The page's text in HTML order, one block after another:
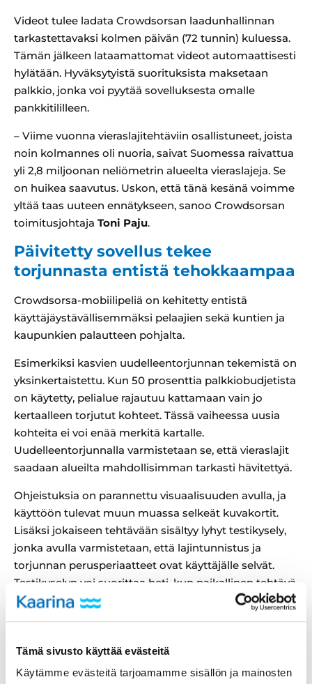
Tämä sivusto käyttää evästeitä
Käytämme evästeitä tarjoamamme sisällön ja mainosten
Videot tulee ladata Crowdsorsan laadunhallinnan
tarkastettavaksi kolmen päivän (72 tunnin) kuluessa.
Tämän jälkeen lataamattomat videot automaattisesti
hylätään. Hyväksytyistä suorituksista maksetaan
palkkio, jonka voi pyytää sovelluksesta omalle
pankkitililleen.
– Viime vuonna vieraslajitehtäviin osallistuneet, joista
noin kolmannes oli nuoria, saivat Suomessa raivattua
yli 2,8 miljoonan neliömetrin alueelta vieraslajeja. Se
on huikea saavutus. Uskon, että tänä kesänä voimme
yltää taas uuteen ennätykseen, sanoo Crowdsorsan
toimitusjohtaja Toni Paju.
Päivitetty sovellus tekee
torjunnasta entistä tehokkaampaa
Crowdsorsa-mobiilipeliä on kehitetty entistä
käyttäjäystävällisemmäksi pelaajien sekä kuntien ja
kaupunkien palautteen pohjalta.
Esimerkiksi kasvien uudelleentorjunnan tekemistä on
yksinkertaistettu. Kun 50 prosenttia palkkiobudjetista
on käytetty, pelialue rajautuu kattamaan vain jo
kertaalleen torjutut kohteet. Tässä vaiheessa uusia
kohteita ei voi enää merkitä kartalle.
Uudelleentorjunnalla varmistetaan se, että vieraslajit
saadaan alueilta mahdollisimman tarkasti hävitettyä.
Ohjeistuksia on parannettu visuaalisuuden avulla, ja
käyttöön tulevat muun muassa selkeät kuvakortit.
Lisäksi jokaiseen tehtävään sisältyy lyhyt testikysely,
jonka avulla varmistetaan, että lajintunnistus ja
torjunnan perusperiaatteet ovat käyttäjälle selvät.
Testikyselyn voi suorittaa heti, kun paikallinen tehtävä
on julkaistu sovelluksessa.
euroa
Tänä kesänä Kaarinassa peliin osallistuville on jaossa